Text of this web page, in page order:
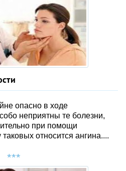
опасно в ходе
неприятны те болезни,
при помощи
относится ангина....